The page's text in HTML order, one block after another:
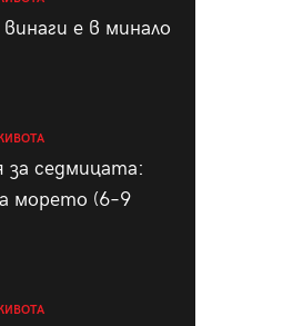
е в минало
за седмицата:
морето (6–9
28